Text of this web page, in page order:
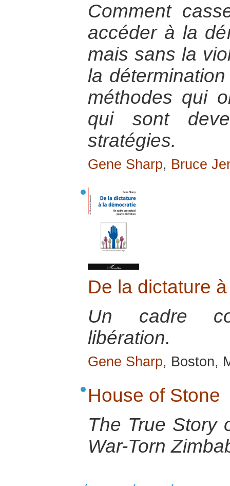
Comment
accéder à la
mais sans la
la
méthodes qui
qui sont
stratégies.
Gene Sharp, Bruce
De la dictature
Un cadre
libération.
Gene Sharp, Boston,
House of Stone
The True Story
War-Torn